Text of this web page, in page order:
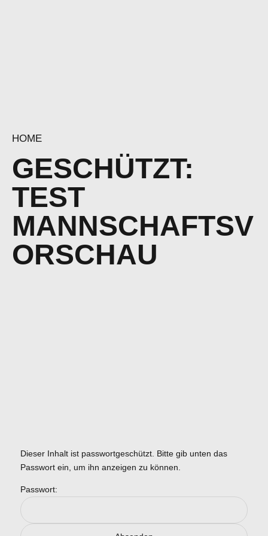
HOME
GESCHÜTZT:
TEST
MANNSCHAFTSV
ORSCHAU
Dieser Inhalt ist passwortgeschützt. Bitte gib unten das
Passwort ein, um ihn anzeigen zu können.
Passwort: